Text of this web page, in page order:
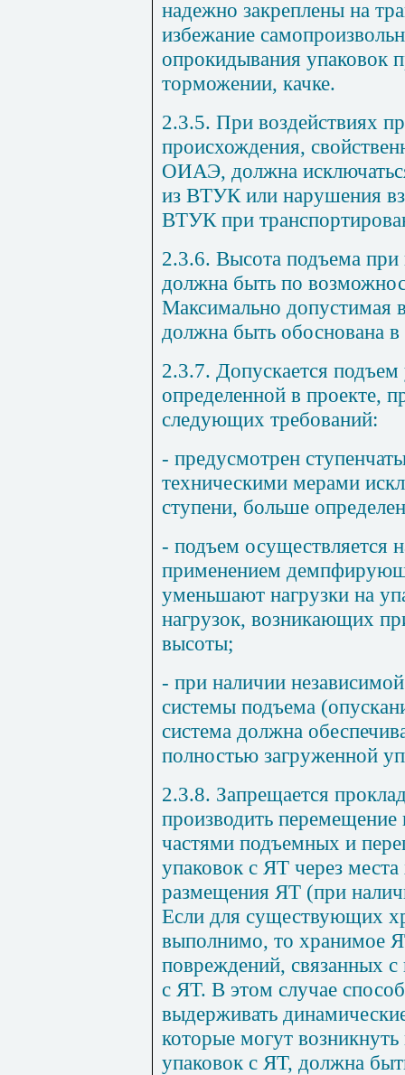
надежно закреплены на
избежание
опрокидывания упаковок
торможении, качке.
2.3.5. При воздействиях
происхождения,
ОИАЭ, должна
из ВТУК или нарушения
ВТУК при
2.3.6. Высота подъема
должна быть по
Максимально допустимая
должна быть обоснована в
2.3.7. Допускается
определенной в проекте,
следующих требований:
- предусмотрен
техническими мерами
ступени, больше
- подъем осуществляется
применением
уменьшают нагрузки на
нагрузок, возникающих
высоты;
- при наличии
системы подъема
система должна
полностью загруженной
2.3.8. Запрещается
производить перемещение
частями подъемных и
упаковок с ЯТ через
размещения ЯТ (при
Если для существующих
выполнимо, то хранимое
повреждений, связанных с
с ЯТ. В этом случае
выдерживать
которые могут
упаковок с ЯТ, должна